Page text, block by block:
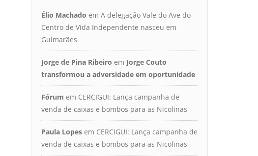
Élio Machado em A delegação Vale do Ave do
Centro de Vida Independente nasceu em
Guimarães
Jorge de Pina Ribeiro em Jorge Couto
transformou a adversidade em oportunidade
Fórum em CERCIGUI: Lança campanha de
venda de caixas e bombos para as Nicolinas
Paula Lopes em CERCIGUI: Lança campanha de
venda de caixas e bombos para as Nicolinas